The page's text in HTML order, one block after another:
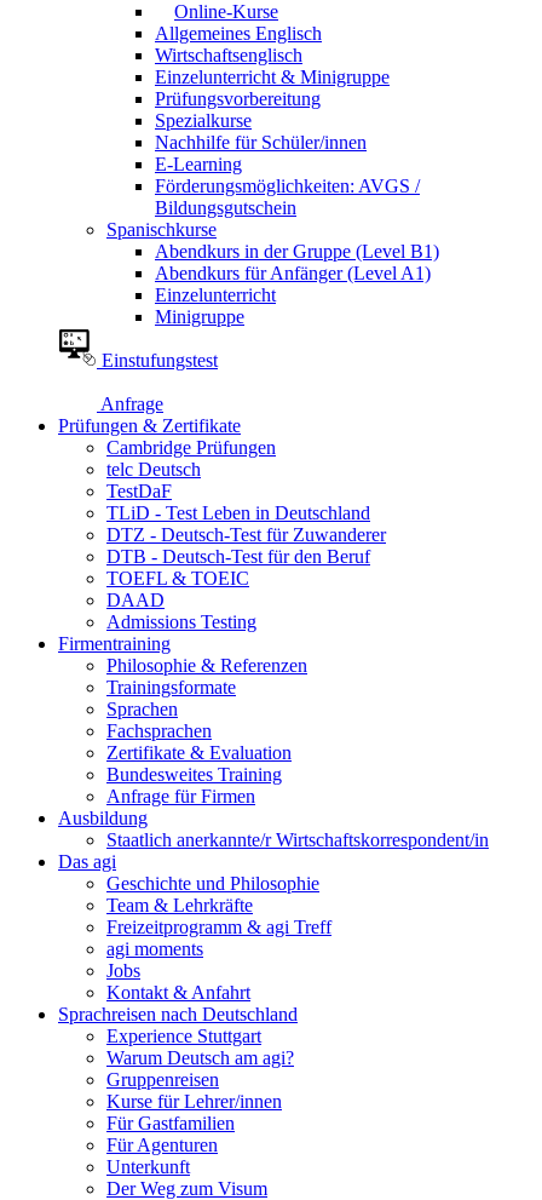
Online-Kurse
Allgemeines Englisch
Wirtschaftsenglisch
Einzelunterricht & Minigruppe
Prüfungsvorbereitung
Spezialkurse
Nachhilfe für Schüler/innen
E-Learning
Förderungsmöglichkeiten: AVGS /
Bildungsgutschein
Spanischkurse
Abendkurs in der Gruppe (Level B1)
Abendkurs für Anfänger (Level A1)
Einzelunterricht
Minigruppe
Einstufungstest
Anfrage
Prüfungen & Zertifikate
Cambridge Prüfungen
telc Deutsch
TestDaF
TLiD - Test Leben in Deutschland
DTZ - Deutsch-Test für Zuwanderer
DTB - Deutsch-Test für den Beruf
TOEFL & TOEIC
DAAD
Admissions Testing
Firmentraining
Philosophie & Referenzen
Trainingsformate
Sprachen
Fachsprachen
Zertifikate & Evaluation
Bundesweites Training
Anfrage für Firmen
Ausbildung
Staatlich anerkannte/r Wirtschaftskorrespondent/in
Das agi
Geschichte und Philosophie
Team & Lehrkräfte
Freizeitprogramm & agi Treff
agi moments
Jobs
Kontakt & Anfahrt
Sprachreisen nach Deutschland
Experience Stuttgart
Warum Deutsch am agi?
Gruppenreisen
Kurse für Lehrer/innen
Für Gastfamilien
Für Agenturen
Unterkunft
Der Weg zum Visum